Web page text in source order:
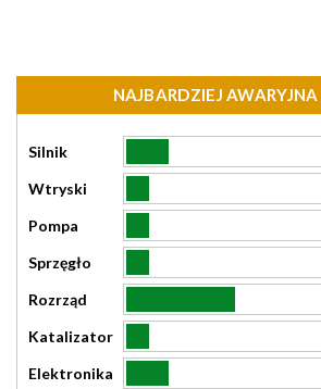
NAJBARDZIEJ AWARYJNA
Silnik
Wtryski
Pompa
Sprzęgło
Rozrząd
Katalizator
Elektronika